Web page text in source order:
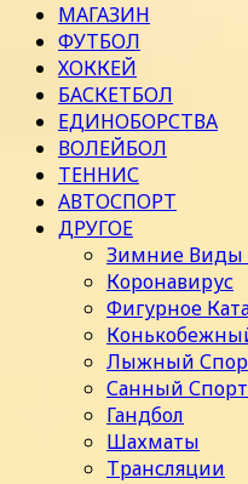
МАГАЗИН
ФУТБОЛ
ХОККЕЙ
БАСКЕТБОЛ
ЕДИНОБОРСТВА
ВОЛЕЙБОЛ
ТЕННИС
АВТОСПОРТ
ДРУГОЕ
Зимние Виды
Коронавирус
Фигурное
Лыжный
Санный Спорт
Гандбол
Шахматы
Трансляции